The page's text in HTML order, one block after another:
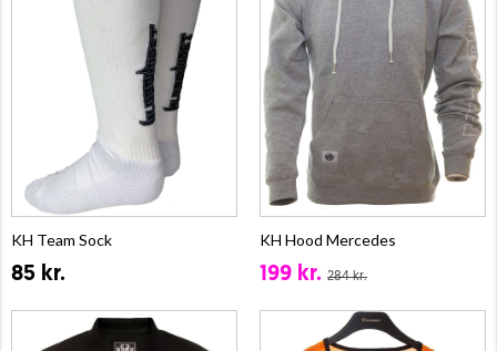
KH Team Sock
85 kr.
KH Hood Mercedes
199 kr. 284 kr.